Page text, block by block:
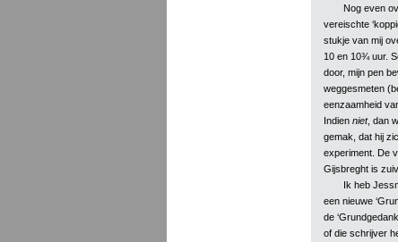
Nog even
vereischte
stukje van mij
10 en 10¾ uur.
door, mijn pen
weggesmeten
eenzaamheid
Indien niet, dan
gemak, dat hij
experiment. De
Gijsbreght is
Ik heb
een nieuwe
de
of die schrijver